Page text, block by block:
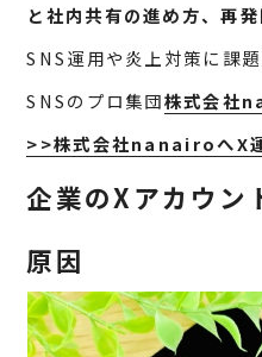
と社内共有の進め方、再
SNS運用や炎上対策に課
SNSのプロ集団株式会社
>>株式会社nanairoへX
企業のXアカウン
原因